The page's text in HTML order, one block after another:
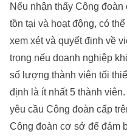
Nếu nhận thấy Công
tồn tại và hoạt động, có
xem xét và quyết định về
trọng nếu doanh nghiệp
số lượng thành viên tối
định là ít nhất 5 thành
yêu cầu Công đoàn cấp
Công đoàn cơ sở để đảm